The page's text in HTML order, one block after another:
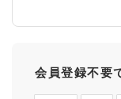
県
会員登録不要